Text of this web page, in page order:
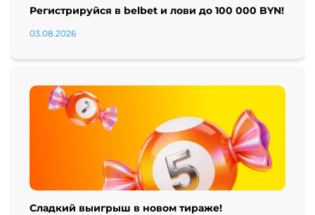
Регистрируйся в belbet и лови до 100 000 BYN!
03.08.2026
Сладкий выигрыш в новом тираже!